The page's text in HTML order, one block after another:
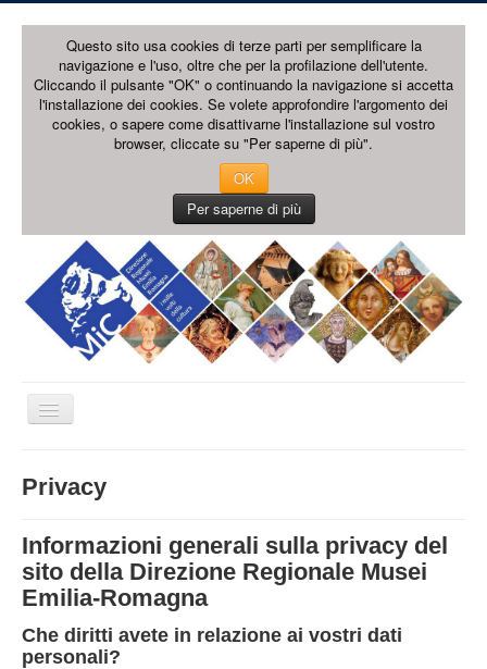
Questo sito usa cookies di terze parti per semplificare la
navigazione e l'uso, oltre che per la profilazione dell'utente.
Cliccando il pulsante "OK" o continuando la navigazione si accetta
l'installazione dei cookies. Se volete approfondire l'argomento dei
cookies, o sapere come disattivarne l'installazione sul vostro
browser, cliccate su "Per saperne di più".
OK
Per saperne di più
Cambia
navigazione
STRUTTURA
ATTIVITA'
MUSEI
EVENTI
Privacy
Informazioni generali sulla privacy del
sito della Direzione Regionale Musei
Emilia-Romagna
Che diritti avete in relazione ai vostri dati
personali?